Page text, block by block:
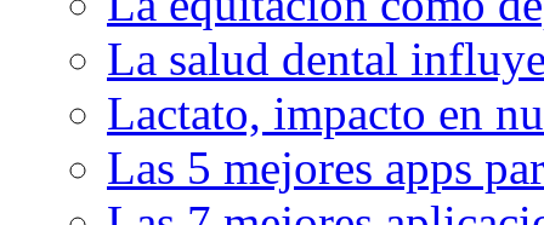
La salud dental
Lactato, impacto en
Las 5 mejores apps